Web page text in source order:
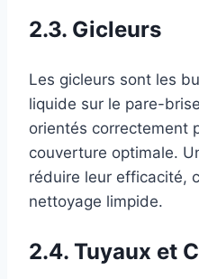
2.3. Gicleurs
Les gicleurs sont les
liquide sur le pare-
orientés correctement
couverture optimale.
réduire leur efficacité,
nettoyage limpide.
2.4. Tuyaux et